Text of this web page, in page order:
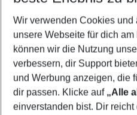
2 Erwachsene Keine
Mehr Filter
Wir verwenden Cookies
unsere Webseite für dich
können wir die Nutzung
verbessern, dir Support
und Werbung anzeigen, die
dir passen. Klicke auf „Alle
einverstanden bist. Dir